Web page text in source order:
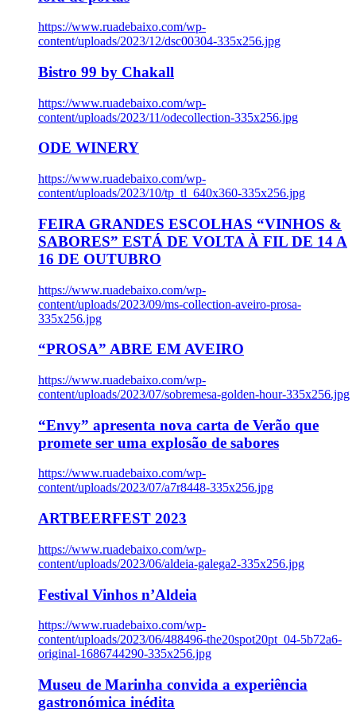
https://www.ruadebaixo.com/wp-
content/uploads/2023/12/dsc00304-335x256.jpg
Bistro 99 by Chakall
https://www.ruadebaixo.com/wp-
content/uploads/2023/11/odecollection-335x256.jpg
ODE WINERY
https://www.ruadebaixo.com/wp-
content/uploads/2023/10/tp_tl_640x360-335x256.jpg
FEIRA GRANDES ESCOLHAS “VINHOS &
SABORES” ESTÁ DE VOLTA À FIL DE 14 A
16 DE OUTUBRO
https://www.ruadebaixo.com/wp-
content/uploads/2023/09/ms-collection-aveiro-prosa-
335x256.jpg
“PROSA” ABRE EM AVEIRO
https://www.ruadebaixo.com/wp-
content/uploads/2023/07/sobremesa-golden-hour-335x256.jpg
“Envy” apresenta nova carta de Verão que
promete ser uma explosão de sabores
https://www.ruadebaixo.com/wp-
content/uploads/2023/07/a7r8448-335x256.jpg
ARTBEERFEST 2023
https://www.ruadebaixo.com/wp-
content/uploads/2023/06/aldeia-galega2-335x256.jpg
Festival Vinhos n’Aldeia
https://www.ruadebaixo.com/wp-
content/uploads/2023/06/488496-the20spot20pt_04-5b72a6-
original-1686744290-335x256.jpg
Museu de Marinha convida a experiência
gastronómica inédita